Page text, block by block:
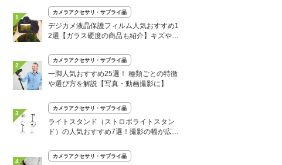
1
カメラアクセサリ・サプライ品
デジカメ液晶保護フィルム人気おすすめ1
2選【ガラス硬度の商品も紹介】キズや破
2
カメラアクセサリ・サプライ品
一脚人気おすすめ25選！ 種類ごとの特徴
や選び方を解説【写真・動画撮影に】
3
カメラアクセサリ・サプライ品
ライトスタンド（ストロボライトスタン
ド）の人気おすすめ7選！撮影の幅が広が
4
カメラアクセサリ・サプライ品